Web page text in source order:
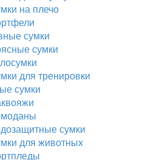
на плечо
сумки
сумки
для тренировки
сумки
сумки
для животных